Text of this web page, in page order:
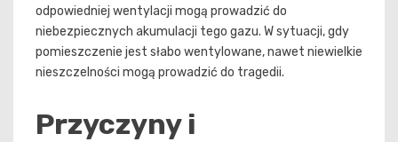
odpowiedniej wentylacji mogą prowadzić do
niebezpiecznych akumulacji tego gazu. W sytuacji, gdy
pomieszczenie jest słabo wentylowane, nawet niewielkie
nieszczelności mogą prowadzić do tragedii.
Przyczyny i